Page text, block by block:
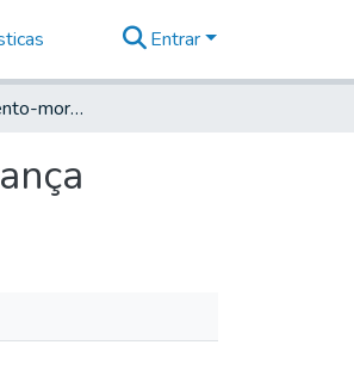
Entrar
Carta para o Sargento-mor de Ordenanças José Galvão de França